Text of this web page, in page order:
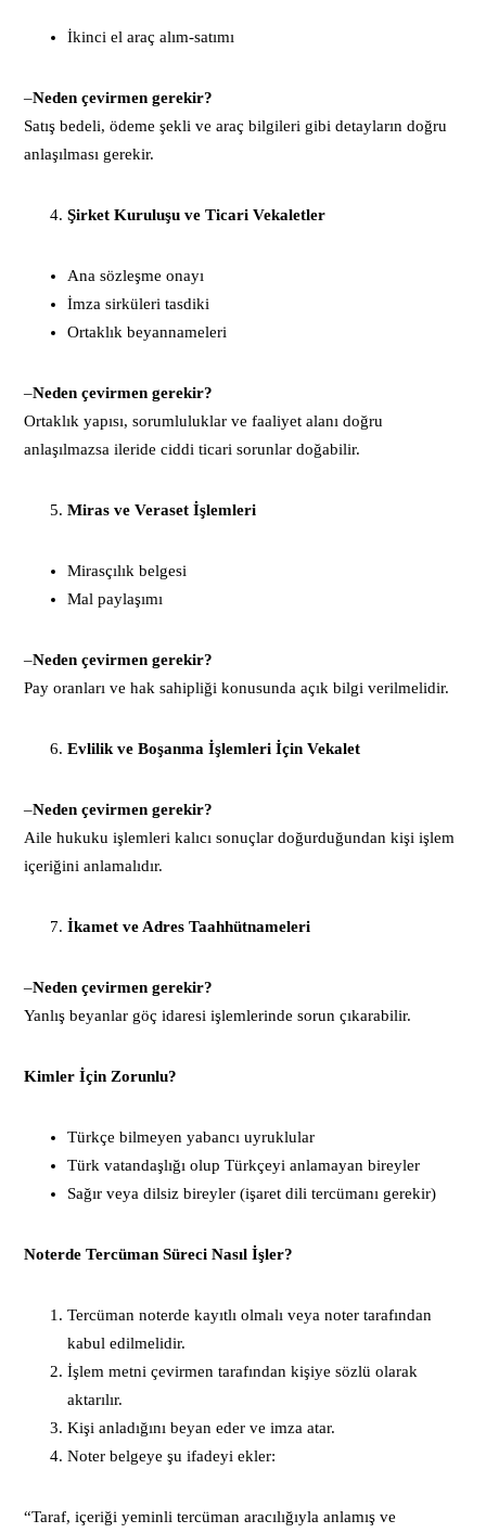
İkinci el araç alım-satımı
–Neden çevirmen gerekir?
Satış bedeli, ödeme şekli ve araç bilgileri gibi detayların doğru
anlaşılması gerekir.
Şirket Kuruluşu ve Ticari Vekaletler
Ana sözleşme onayı
İmza sirküleri tasdiki
Ortaklık beyannameleri
–Neden çevirmen gerekir?
Ortaklık yapısı, sorumluluklar ve faaliyet alanı doğru
anlaşılmazsa ileride ciddi ticari sorunlar doğabilir.
Miras ve Veraset İşlemleri
Mirasçılık belgesi
Mal paylaşımı
–Neden çevirmen gerekir?
Pay oranları ve hak sahipliği konusunda açık bilgi verilmelidir.
Evlilik ve Boşanma İşlemleri İçin Vekalet
–Neden çevirmen gerekir?
Aile hukuku işlemleri kalıcı sonuçlar doğurduğundan kişi işlem
içeriğini anlamalıdır.
İkamet ve Adres Taahhütnameleri
–Neden çevirmen gerekir?
Yanlış beyanlar göç idaresi işlemlerinde sorun çıkarabilir.
Kimler İçin Zorunlu?
Türkçe bilmeyen yabancı uyruklular
Türk vatandaşlığı olup Türkçeyi anlamayan bireyler
Sağır veya dilsiz bireyler (işaret dili tercümanı gerekir)
Noterde Tercüman Süreci Nasıl İşler?
Tercüman noterde kayıtlı olmalı veya noter tarafından
kabul edilmelidir.
İşlem metni çevirmen tarafından kişiye sözlü olarak
aktarılır.
Kişi anladığını beyan eder ve imza atar.
Noter belgeye şu ifadeyi ekler:
“Taraf, içeriği yeminli tercüman aracılığıyla anlamış ve